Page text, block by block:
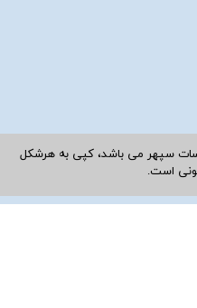
سپهر می باشد، کپی به هرشکل
است.​​​​​​​